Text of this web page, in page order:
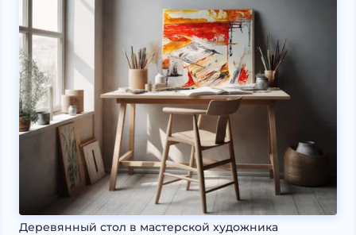
Деревянный стол в мастерской художника